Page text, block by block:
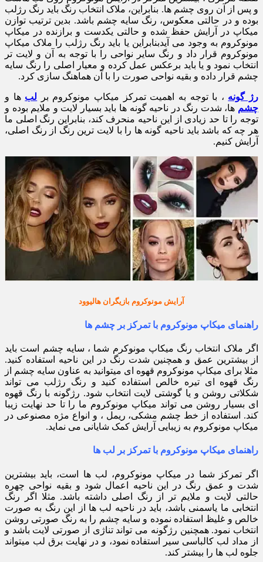
و پس از آن روی چشم ها. بنابراین، ملاک انتخاب رنگ باید رنگ رژلب
بوده و در حالتی معکوس، رنگ سایه چشم باشد. بدین ترتیب توازن
میکاپ در آرایش حفظ شده و حالتی یکدست و برازنده در میکاپ
مونوکروم به وجود می آیدبنابراین یا باید رنگ رژلب را ملاک میکاپ
مونوکروم قرار داد و رنگ سایر نواحی را با توجه به آن و لایت تر
انتخاب نمود و یا باید برعکس عمل کرده و معیار اصلی را رنگ سایه
چشم قرار داده و بقیه نواحی صورت را با آن هماهنگ سازی کرد.
رژ گونه ، با توجه به اهمیت تمرکز میکاپ مونوکروم بر لب ها و
چشم ها، شدت رنگ در ناحیه گونه ها باید بسیار لایت و ملایم بوده و
توجه را تا حد زیادی از این ناحیه منحرف کند، بنابراین رنگ اصلی ما
هر چه که باشد باید ناحیه گونه ها را با لایت ترین رنگ از رنگ اصلی،
آرایش کنیم.
آرایش مونوکروم بازیگران هالیوود
راهنمای میکاپ مونوکروم با تمرکز بر چشم ها
اگر ملاک انتخاب رنگ میکاپ مونوکرم شما ، سایه چشم است باید
از بیشترین عمق و همچنین شدت رنگ در این ناحیه استفاده کنید.
مثلا برای میکاپ مونوکروم قهوه ای میتوانید به عناون سایه چشم از
رنگ قهوه ای تیره خالص استفاده کنید و رنگ رژلب می تواند
شکلاتی روشن و یا گوشتی لایت انتخاب شود. رژگونه با رنگ قهوه
ای بسیار روشن می تواند میکاپ مونوکروم ما را تا حد نهایت زیبا
کند. استفاده از خط چشم مشکی، ریمل ، و انواع مژه مصنوعی در
میکاپ مونوکروم به زیبایی آرایش کمک شایانی می نماید.
راهنمای میکاپ مونوکروم با تمرکز بر لب ها
اگر تمرکز شما در میکاپ مونوکروم، لب ها است، باید بیشترین
شدت و عمق رنگ در این ناحیه اعمال شود و بقیه نواحی چهره
حالتی لایت و ملایم تر از رنگ اصلی داشته باشد. مثلا اگر رنگ
انتخابی ما یاسمنی باشد، باید در ناحیه لب ها از این رنگ به صورت
خالص و غلیظ استفاده نموده و سایه چشم را به رنگ صورتی روشن
انتخاب نمود. همچنین رژگونه می تواند تناژی از صورتی لایت باشد و
از مداد لب کالباسی سیر استفاده نمود، و در نهایت برق لب میتواند
جلوه لب ها را بیشتر کند.